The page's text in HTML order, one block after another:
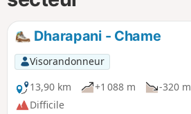
Dharapani - Chame
Visorandonneur
13,90 km
+1 088 m -320 m
Difficile